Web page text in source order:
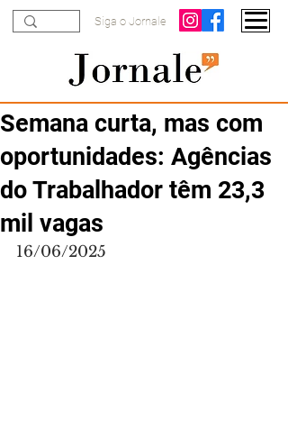
Siga o Jornale
Semana curta, mas com
oportunidades: Agências
do Trabalhador têm 23,3
mil vagas
16/06/2025